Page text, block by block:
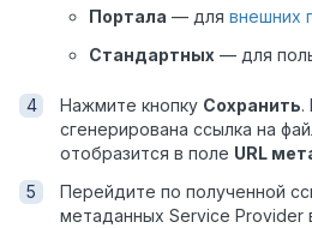
Портала — для внешних
Стандартных — для
Нажмите кнопку Сохранить.
сгенерирована ссылка на
отобразится в поле URL
Перейдите по полученной
метаданных Service Provider